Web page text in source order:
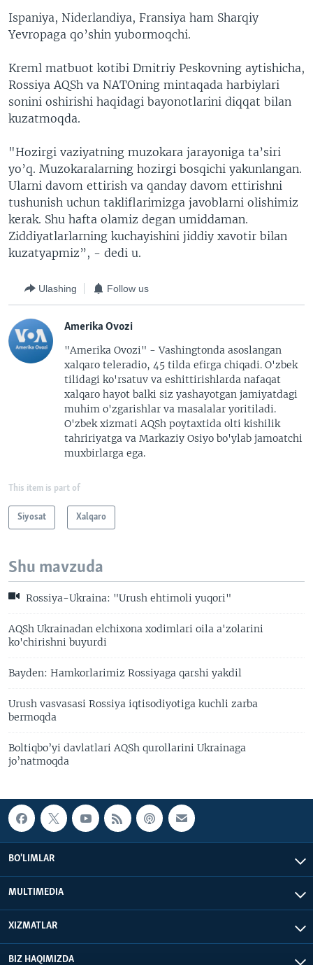
Ispaniya, Niderlandiya, Fransiya ham Sharqiy
Yevropaga qo’shin yubormoqchi.
Kreml matbuot kotibi Dmitriy Peskovning aytishicha,
Rossiya AQSh va NATOning mintaqada harbiylari
sonini oshirishi haqidagi bayonotlarini diqqat bilan
kuzatmoqda.
"Hozirgi vaziyatning muzokara jarayoniga ta’siri
yo’q. Muzokaralarning hozirgi bosqichi yakunlangan.
Ularni davom ettirish va qanday davom ettirishni
tushunish uchun takliflarimizga javoblarni olishimiz
kerak. Shu hafta olamiz degan umiddaman.
Ziddiyatlarlarning kuchayishini jiddiy xavotir bilan
kuzatyapmiz”, - dedi u.
Ulashing Follow us
Amerika Ovozi
"Amerika Ovozi" - Vashingtonda asoslangan
xalqaro teleradio, 45 tilda efirga chiqadi. O'zbek
tilidagi ko'rsatuv va eshittirishlarda nafaqat
xalqaro hayot balki siz yashayotgan jamiyatdagi
muhim o'zgarishlar va masalalar yoritiladi.
O'zbek xizmati AQSh poytaxtida olti kishilik
tahririyatga va Markaziy Osiyo bo'ylab jamoatchi
muxbirlarga ega.
This item is part of
Siyosat Xalqaro
Shu mavzuda
Rossiya-Ukraina: "Urush ehtimoli yuqori"
AQSh Ukrainadan elchixona xodimlari oila a'zolarini
ko'chirishni buyurdi
Bayden: Hamkorlarimiz Rossiyaga qarshi yakdil
Urush vasvasasi Rossiya iqtisodiyotiga kuchli zarba
bermoqda
Boltiqbo’yi davlatlari AQSh qurollarini Ukrainaga
jo’natmoqda
BO'LIMLAR
MULTIMEDIA
XIZMATLAR
BIZ HAQIMIZDA